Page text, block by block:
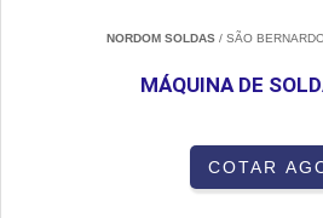
NORDOM SOLDAS/ SÃO
MÁQUINA DE
COTAR